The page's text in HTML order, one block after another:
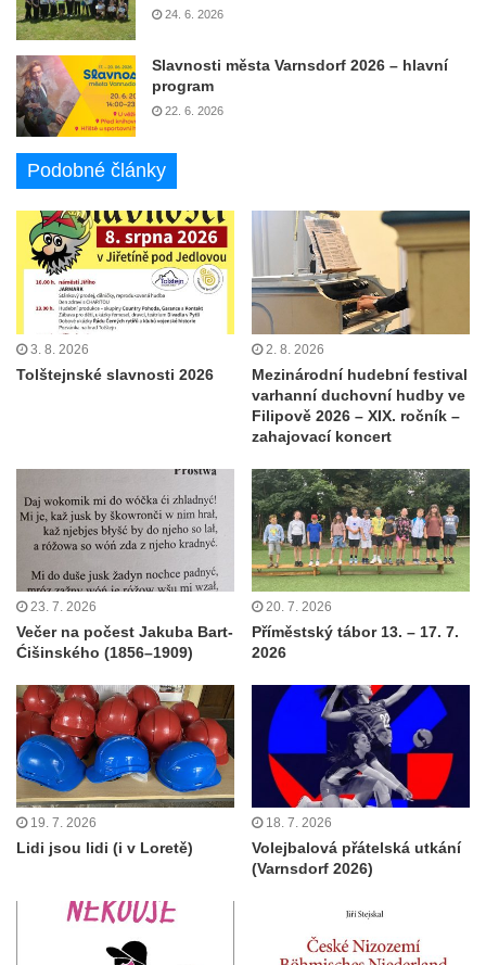
24. 6. 2026
Slavnosti města Varnsdorf 2026 – hlavní
program
22. 6. 2026
Podobné články
3. 8. 2026
Tolštejnské slavnosti 2026
2. 8. 2026
Mezinárodní hudební festival
varhanní duchovní hudby ve
Filipově 2026 – XIX. ročník –
zahajovací koncert
23. 7. 2026
Večer na počest Jakuba Bart-
Ćišinského (1856–1909)
20. 7. 2026
Příměstský tábor 13. – 17. 7.
2026
19. 7. 2026
Lidi jsou lidi (i v Loretě)
18. 7. 2026
Volejbalová přátelská utkání
(Varnsdorf 2026)